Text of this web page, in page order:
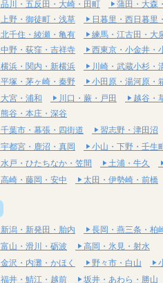
品川・五反田・大崎・田町
蒲田・大森
上野・御徒町・浅草
日暮里・西日暮里
北千住・綾瀬・亀有
練馬・江古田・大
中野・荻窪・吉祥寺
西東京・小金井・
横浜・関内・新横浜 川崎・武蔵小杉・
平塚・茅ヶ崎・秦野
小田原・湯河原・
大宮・浦和 川口・蕨・戸田 越谷・
熊谷・本庄・深谷
千葉市・幕張・四街道 習志野・津田沼
宇都宮・鹿沼・真岡 小山・下野・壬生
水戸・ひたちなか・笠間 土浦・牛久
高崎・藤岡・安中 太田・伊勢崎・前橋
新潟・新発田・胎内 長岡・燕三条・柏
富山・滑川・砺波
高岡・氷見・射水
金沢・内灘・かほく 野々市・白山
福井・鯖江・越前
坂井・あわら・勝山